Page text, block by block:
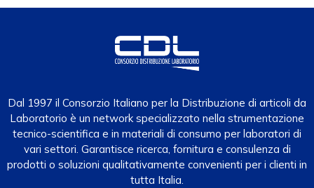
Dal 1997 il Consorzio Italiano per la Distribuzione di articoli da
Laboratorio è un network specializzato nella strumentazione
tecnico-scientifica e in materiali di consumo per laboratori di
vari settori. Garantisce ricerca, fornitura e consulenza di
prodotti o soluzioni qualitativamente convenienti per i clienti in
tutta Italia.